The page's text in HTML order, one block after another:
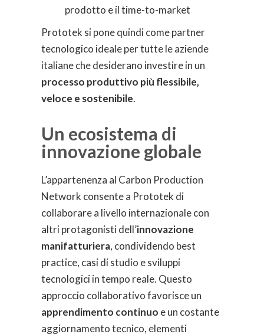
prodotto e il time-to-market
Prototek si pone quindi come partner
tecnologico ideale per tutte le aziende
italiane che desiderano investire in un
processo produttivo più flessibile,
veloce e sostenibile.
Un ecosistema di
innovazione globale
L’appartenenza al Carbon Production
Network consente a Prototek di
collaborare a livello internazionale con
altri protagonisti dell’innovazione
manifatturiera, condividendo best
practice, casi di studio e sviluppi
tecnologici in tempo reale. Questo
approccio collaborativo favorisce un
apprendimento continuo e un costante
aggiornamento tecnico, elementi